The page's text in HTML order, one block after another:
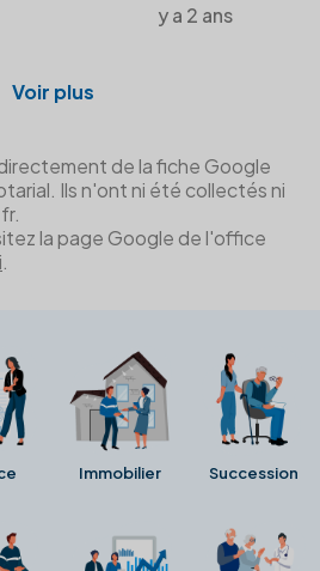
y a 2 ans
Voir plus
de la fiche Google
Ils n'ont ni été collectés ni
la page Google de l'office
.
Immobilier Succession